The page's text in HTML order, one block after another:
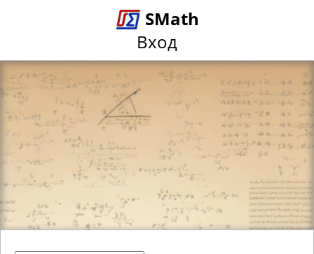
SMath
Вход